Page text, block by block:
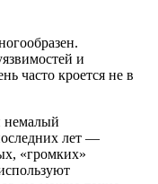
и
часто кроется не в
немалый
лет —
«громких»